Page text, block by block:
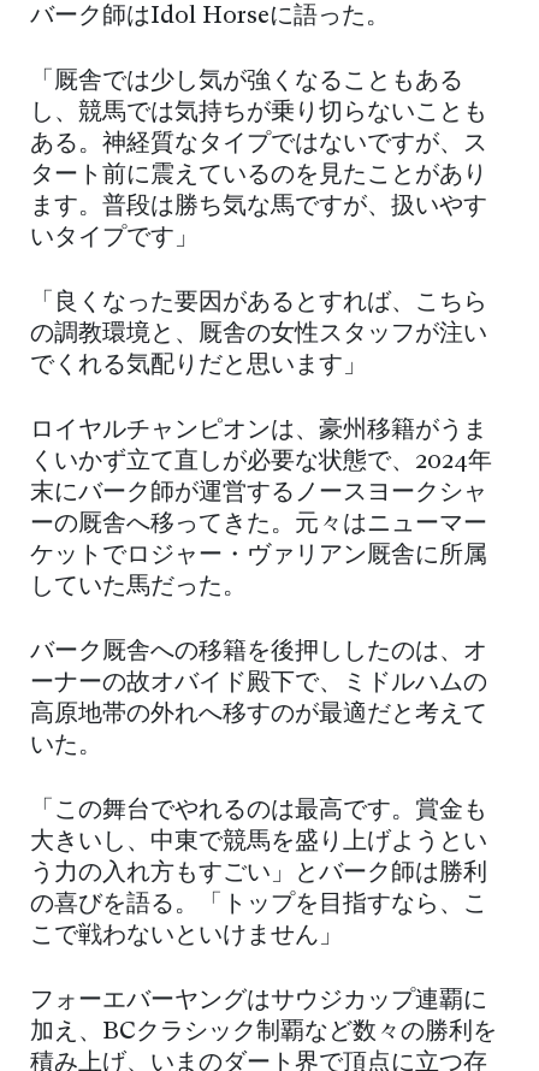
バーク師はIdol Horseに語った。
「厩舎では少し気が強くなることもある
し、競馬では気持ちが乗り切らないことも
ある。神経質なタイプではないですが、ス
タート前に震えているのを見たことがあり
ます。普段は勝ち気な馬ですが、扱いやす
いタイプです」
「良くなった要因があるとすれば、こちら
の調教環境と、厩舎の女性スタッフが注い
でくれる気配りだと思います」
ロイヤルチャンピオンは、豪州移籍がうま
くいかず立て直しが必要な状態で、2024年
末にバーク師が運営するノースヨークシャ
ーの厩舎へ移ってきた。元々はニューマー
ケットでロジャー・ヴァリアン厩舎に所属
していた馬だった。
バーク厩舎への移籍を後押ししたのは、オ
ーナーの故オバイド殿下で、ミドルハムの
高原地帯の外れへ移すのが最適だと考えて
いた。
「この舞台でやれるのは最高です。賞金も
大きいし、中東で競馬を盛り上げようとい
う力の入れ方もすごい」とバーク師は勝利
の喜びを語る。「トップを目指すなら、こ
こで戦わないといけません」
フォーエバーヤングはサウジカップ連覇に
加え、BCクラシック制覇など数々の勝利を
積み上げ、いまのダート界で頂点に立つ存